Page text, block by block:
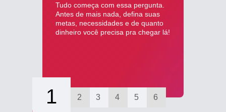
Tudo começa com essa pergunta.
Antes de mais nada, defina suas
metas, necessidades e de quanto
dinheiro você precisa pra chegar lá!
1 2 3 4 5 6